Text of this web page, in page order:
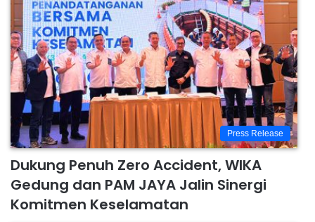
Press Release
Dukung Penuh Zero Accident, WIKA
Gedung dan PAM JAYA Jalin Sinergi
Komitmen Keselamatan